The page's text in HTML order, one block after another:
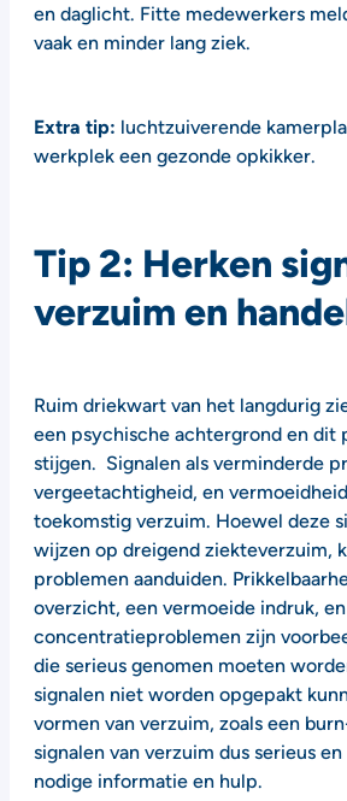
en daglicht. Fitte medewerkers
vaak en minder lang ziek.
Extra tip: luchtzuiverende
werkplek een gezonde opkikker.
Tip 2: Herken
verzuim en
Ruim driekwart van het langdurig
een psychische achtergrond en dit
stijgen. Signalen als verminderde
vergeetachtigheid, en
toekomstig verzuim. Hoewel deze
wijzen op dreigend ziekteverzuim,
problemen aanduiden.
overzicht, een vermoeide indruk, en
concentratieproblemen zijn
die serieus genomen moeten
signalen niet worden opgepakt
vormen van verzuim, zoals een
signalen van verzuim dus serieus
nodige informatie en hulp.